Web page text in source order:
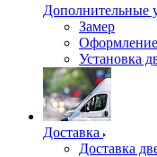
Дополнительные
Замер
Установка
Доставка
Доставка